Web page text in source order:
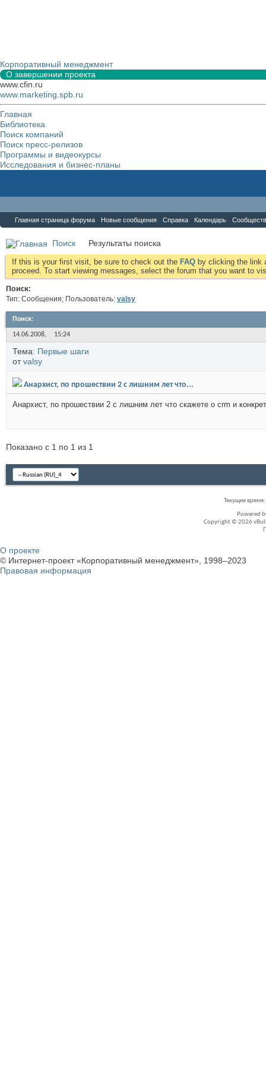
Корпоративный менеджмент
О завершении проекта
www.cfin.ru
www.marketing.spb.ru
Главная
Библиотека
Поиск компаний
Поиск пресс-релизов
Программы и видеокурсы
Исследования и бизнес-планы
Главная страница форума Новые сообщения Справка Календарь
Поиск Результаты поиска
If this is your first visit, be sure to check out the FAQ by clicking the link
proceed. To start viewing messages, select the forum that you want to
Поиск:
Тип: Сообщения; Пользователь: valsy
Поиск:
14.06.2008, 15:24
Тема: Первые шаги
отvalsy
Анархист, по прошествии 2 с лишним лет что...
Анархист, по прошествии 2 с лишним лет что скажете о crm и
Показано с 1 по 1 из 1
Текущее время:
Powered
Copyright © 2026
О проекте
© Интернет-проект «Корпоративный менеджмент», 1998–2023
Правовая информация